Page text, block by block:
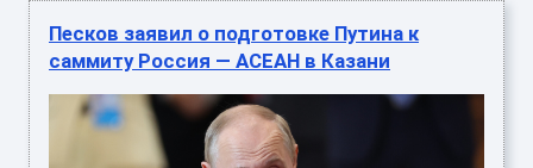
Песков заявил о подготовке Путина к
саммиту Россия — АСЕАН в Казани